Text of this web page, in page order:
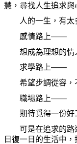
慧，尋找人生追求與
人的一生，有太
感情路上――
想成為理想的情
求學路上――
希望步調從容，不
職場路上――
期待覓得一份好工
可是在追求的路
日復一日的生活中